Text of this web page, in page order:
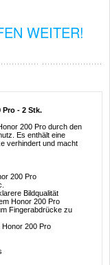
WEITER!
- 2 Stk.
200 Pro durch den
Es enthält eine
verhindert und macht
200 Pro
Bildqualität
Honor 200 Pro
Fingerabdrücke zu
200 Pro